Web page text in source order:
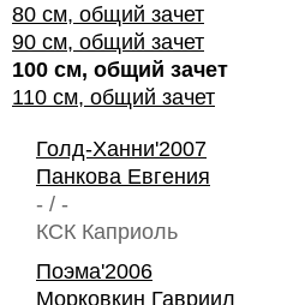
80 см, общий зачет
90 см, общий зачет
100 см, общий зачет
110 см, общий зачет
Голд-Ханни'2007
Панкова Евгения
- / -
КСК Каприоль
Поэма'2006
Морковкин Гавриил